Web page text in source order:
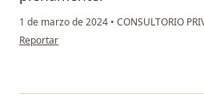
1 de marzo de 2024 • CONSULTORIO
en opinión del usuario SC
Reportar